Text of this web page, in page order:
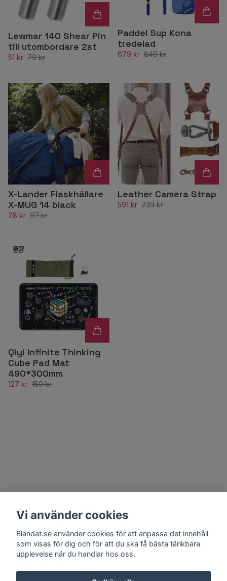
Lewmar 140 Shear Pin
till utombordare 2st
51 kr 79 kr
Paddel Sup Kona
tredelad
679 kr 849 kr
X-Lander Flaskhållare
X-MUG 14 black
78 kr 97 kr
Leather Camera Strap
591 kr 739 kr
Qiyi Infinite Thinking
Cube Pad Mat
490*300mm
127 kr 159 kr
Vi använder cookies
Blandat.se använder cookies för att anpassa det innehåll
som visas för dig och för att du ska få bästa tänkbara
upplevelse när du handlar hos oss.